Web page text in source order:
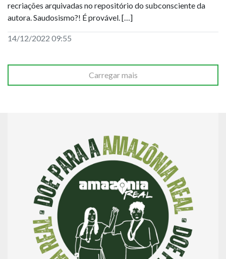
recriações arquivadas no repositório do subconsciente da
autora. Saudosismo?! É provável. […]
14/12/2022 09:55
Carregar mais